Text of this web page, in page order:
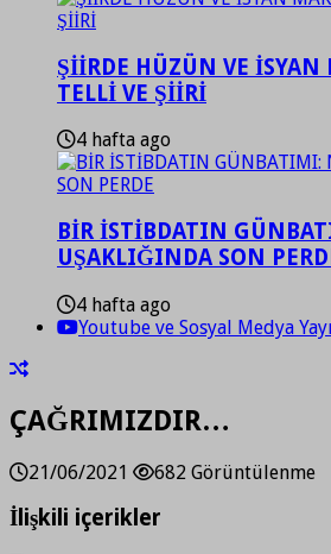
ŞİİRDE HÜZÜN VE
TELLİ VE ŞİİRİ
4 hafta ago
BİR İSTİBDATIN
UŞAKLIĞINDA SON
4 hafta ago
Youtube ve Sosyal Medya
ÇAĞRIMIZDIR…
21/06/2021 682 Görüntülenme
İlişkili içerikler